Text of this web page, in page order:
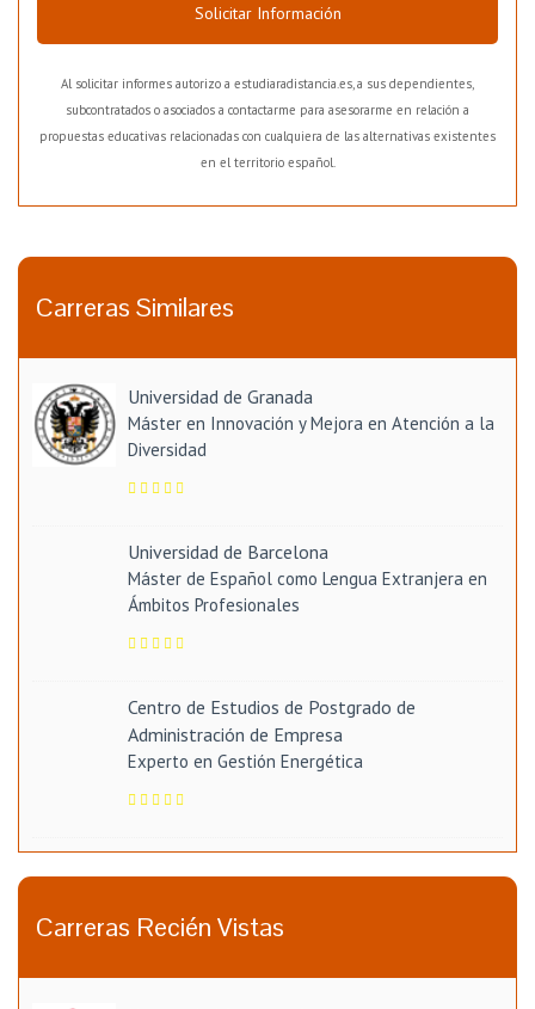
Solicitar Información
Al solicitar informes autorizo a estudiaradistancia.es, a sus dependientes,
subcontratados o asociados a contactarme para asesorarme en relación a
propuestas educativas relacionadas con cualquiera de las alternativas existentes
en el territorio español.
Carreras Similares
Universidad de Granada
Máster en Innovación y Mejora en Atención a la
Diversidad
Universidad de Barcelona
Máster de Español como Lengua Extranjera en
Ámbitos Profesionales
Centro de Estudios de Postgrado de
Administración de Empresa
Experto en Gestión Energética
Carreras Recién Vistas